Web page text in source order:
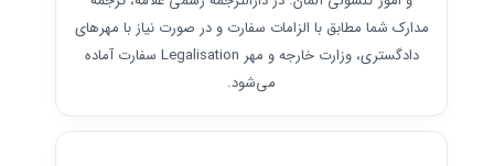
مدارک شما مطابق با الزامات سفارت و در صورت نیاز با مهرهای
دادگستری، وزارت خارجه و مهر Legalisation سفارت آماده
می‌شود.